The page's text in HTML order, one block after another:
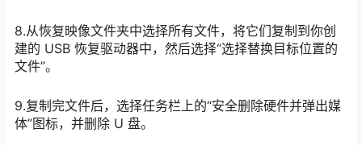
8.从恢复映像文件夹中选择所有文件，将它们复制到你创
建的 USB 恢复驱动器中，然后选择“选择替换目标位置的
文件”。
9.复制完文件后，选择任务栏上的“安全删除硬件并弹出媒
体”图标，并删除 U 盘。